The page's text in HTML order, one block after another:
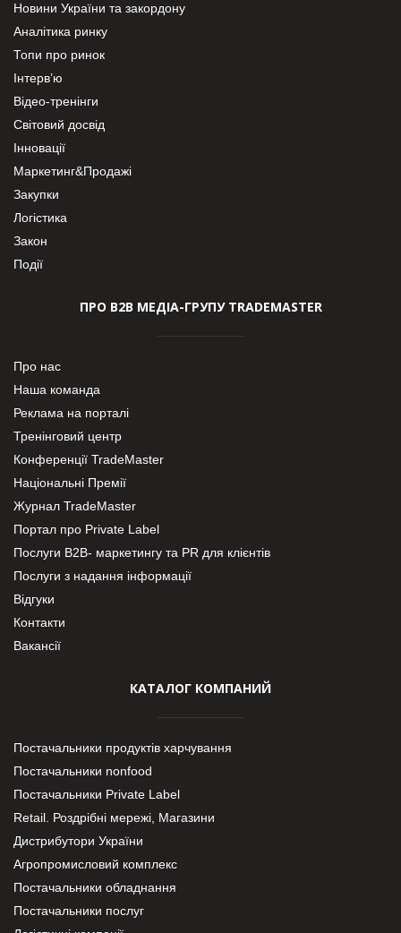
Новини України та закордону
Аналітика ринку
Топи про ринок
Інтерв’ю
Відео-тренінги
Світовий досвід
Інновації
Маркетинг&Продажі
Закупки
Логістика
Закон
Події
ПРО В2В МЕДІА-ГРУПУ TRADEMASTER
Про нас
Наша команда
Реклама на порталі
Тренінговий центр
Конференції TradeMaster
Національні Премії
Журнал TradeMaster
Портал про Private Label
Послуги В2В- маркетингу та PR для клієнтів
Послуги з надання інформації
Відгуки
Контакти
Вакансії
КАТАЛОГ КОМПАНИЙ
Постачальники продуктів харчування
Постачальники nonfood
Постачальники Private Label
Retail. Роздрібні мережі, Магазини
Дистрибутори України
Агропромисловий комплекс
Постачальники обладнання
Постачальники послуг